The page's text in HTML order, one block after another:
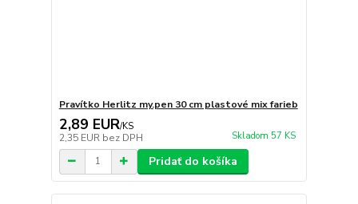
Pravítko Herlitz my.pen 30 cm plastové mix farieb
2,89 EUR/KS
2,35 EUR bez DPH Skladom 57 KS
Pridať do košíka